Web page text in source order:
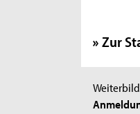
Zur
Sie
sind